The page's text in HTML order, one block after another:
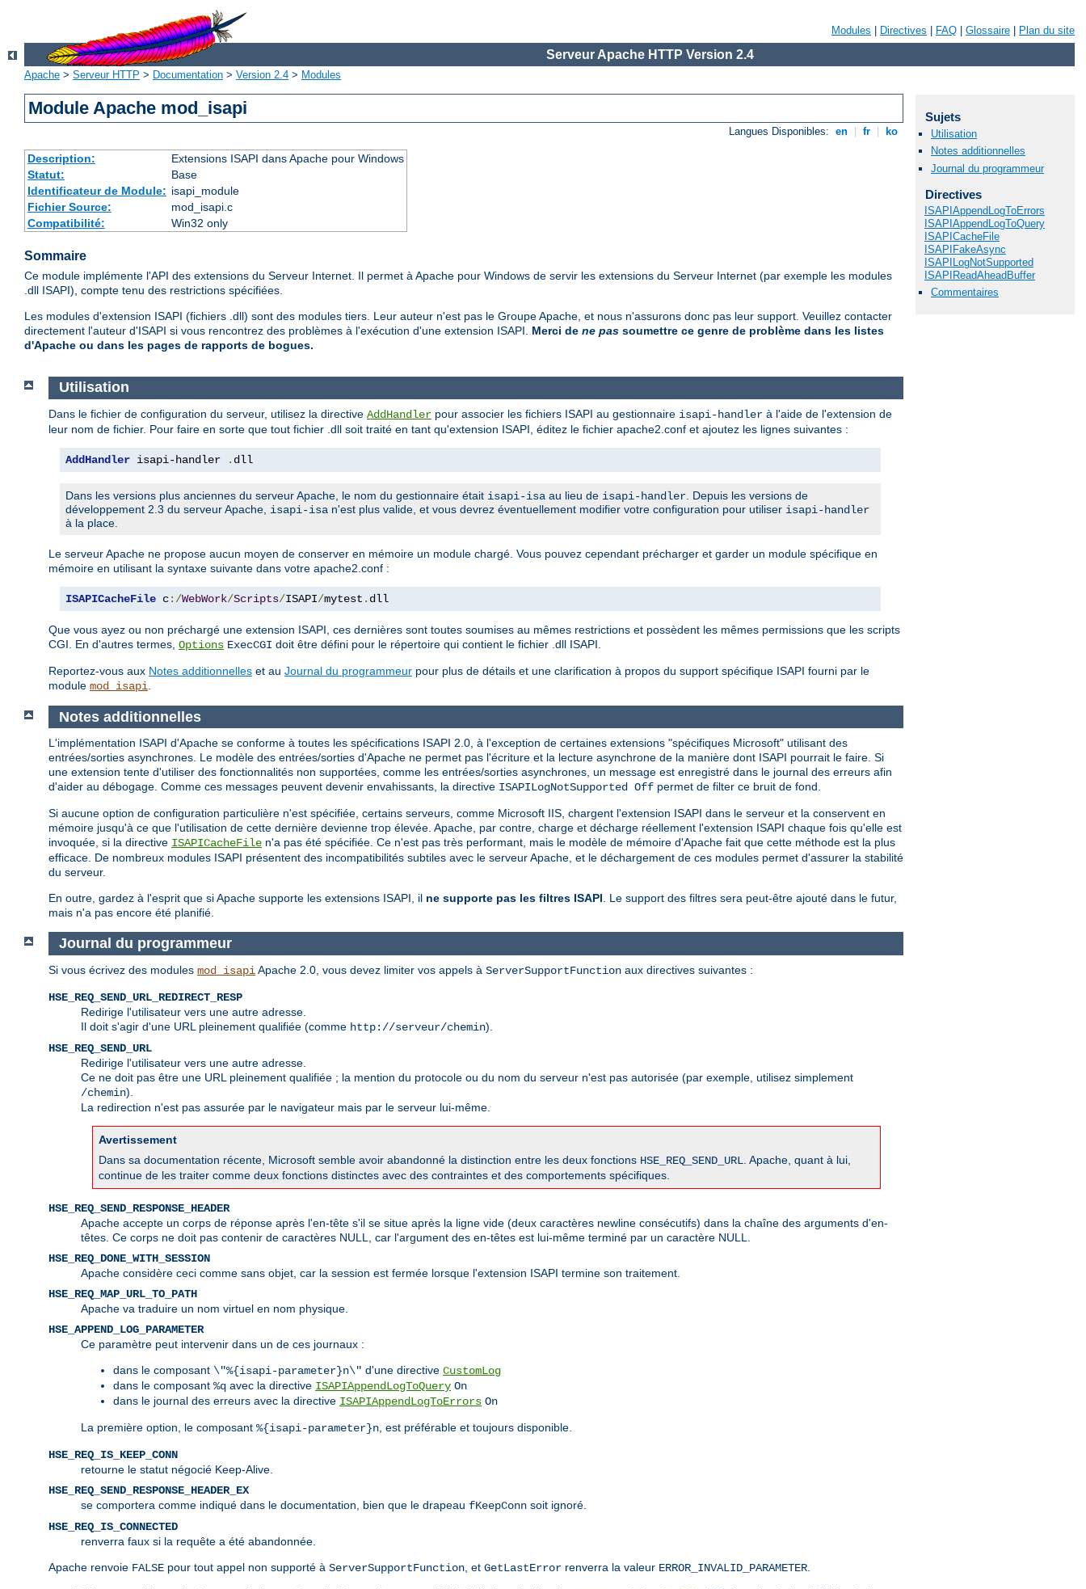
Modules Directives FAQ Glossaire Plan du site
Serveur Apache HTTP Version 2.4
Apache > Serveur HTTP > Documentation > Version 2.4 > Modules
Module Apache mod_isapi
Langues Disponibles: en fr ko
Description:
Extensions ISAPI dans Apache pour Windows
Statut:
Base
Identificateur de Module: isapi_module
Fichier Source:
mod_isapi.c
Compatibilité:
Win32 only
Sommaire
Ce module implémente l'API des extensions du Serveur Internet. Il permet à Apache pour Windows de servir les extensions du Serveur Internet (par exemple les modules
.dll ISAPI), compte tenu des restrictions spécifiées.
Les modules d'extension ISAPI (fichiers .dll) sont des modules tiers. Leur auteur n'est pas le Groupe Apache, et nous n'assurons donc pas leur support. Veuillez contacter
directement l'auteur d'ISAPI si vous rencontrez des problèmes à l'exécution d'une extension ISAPI. Merci de ne pas soumettre ce genre de problème dans les listes
d'Apache ou dans les pages de rapports de bogues.
Sujets
Utilisation
Notes additionnelles
Journal du programmeur
Directives
ISAPIAppendLogToErrors
ISAPIAppendLogToQuery
ISAPICacheFile
ISAPIFakeAsync
ISAPILogNotSupported
ISAPIReadAheadBuffer
Commentaires
Utilisation
Dans le fichier de configuration du serveur, utilisez la directive AddHandler pour associer les fichiers ISAPI au gestionnaire isapi-handler à l'aide de l'extension de
leur nom de fichier. Pour faire en sorte que tout fichier .dll soit traité en tant qu'extension ISAPI, éditez le fichier apache2.conf et ajoutez les lignes suivantes :
AddHandler isapi-handler . dll
Dans les versions plus anciennes du serveur Apache, le nom du gestionnaire était isapi-isa au lieu de isapi-handler . Depuis les versions de
développement 2.3 du serveur Apache, isapi-isa n'est plus valide, et vous devrez éventuellement modifier votre configuration pour utiliser isapi-handler
à la place.
Le serveur Apache ne propose aucun moyen de conserver en mémoire un module chargé. Vous pouvez cependant précharger et garder un module spécifique en
mémoire en utilisant la syntaxe suivante dans votre apache2.conf :
ISAPICacheFile c:/WebWork/Scripts/ISAPI/mytest . dll
Que vous ayez ou non préchargé une extension ISAPI, ces dernières sont toutes soumises au mêmes restrictions et possèdent les mêmes permissions que les scripts
CGI. En d'autres termes, Options ExecCGI doit être défini pour le répertoire qui contient le fichier .dll ISAPI.
Reportez-vous aux Notes additionnelles et au Journal du programmeur pour plus de détails et une clarification à propos du support spécifique ISAPI fourni par le
module mod_isapi
Notes additionnelles
L'implémentation ISAPI d'Apache se conforme à toutes les spécifications ISAPI 2.0, à l'exception de certaines extensions "spécifiques Microsoft" utilisant des
entrées/sorties asynchrones. Le modèle des entrées/sorties d'Apache ne permet pas l'écriture et la lecture asynchrone de la manière dont ISAPI pourrait le faire. Si
une extension tente d'utiliser des fonctionnalités non supportées, comme les entrées/sorties asynchrones, un message est enregistré dans le journal des erreurs afin
d'aider au débogage. Comme ces messages peuvent devenir envahissants, la directive ISAPILogNotSupported Off permet de filter ce bruit de fond.
Si aucune option de configuration particulière n'est spécifiée, certains serveurs, comme Microsoft IIS, chargent l'extension ISAPI dans le serveur et la conservent en
mémoire jusqu'à ce que l'utilisation de cette dernière devienne trop élevée. Apache, par contre, charge et décharge réellement l'extension ISAPI chaque fois qu'elle est
invoquée, si la directive ISAPICacheFile n'a pas été spécifiée. Ce n'est pas très performant, mais le modèle de mémoire d'Apache fait que cette méthode est la plus
efficace. De nombreux modules ISAPI présentent des incompatibilités subtiles avec le serveur Apache, et le déchargement de ces modules permet d'assurer la stabilité
du serveur.
En outre, gardez à l'esprit que si Apache supporte les extensions ISAPI, il ne supporte pas les filtres ISAPI. Le support des filtres sera peut-être ajouté dans le futur,
mais n'a pas encore été planifié.
Journal du programmeur
Si vous écrivez des modules mod_isapiApache 2.0, vous devez limiter vos appels à ServerSupportFunction aux directives suivantes :
HSE_REQ_SEND_URL_REDIRECT_RESP
Redirige l'utilisateur vers une autre adresse.
Il doit s'agir d'une URL pleinement qualifiée (comme http://serveur/chemin).
HSE_REQ_SEND_URL
Redirige l'utilisateur vers une autre adresse.
Ce ne doit pas être une URL pleinement qualifiée ; la mention du protocole ou du nom du serveur n'est pas autorisée (par exemple, utilisez simplement
/chemin).
La redirection n'est pas assurée par le navigateur mais par le serveur lui-même.
Avertissement
Dans sa documentation récente, Microsoft semble avoir abandonné la distinction entre les deux fonctions HSE_REQ_SEND_URL . Apache, quant à lui,
continue de les traiter comme deux fonctions distinctes avec des contraintes et des comportements spécifiques.
HSE_REQ_SEND_RESPONSE_HEADER
Apache accepte un corps de réponse après l'en-tête s'il se situe après la ligne vide (deux caractères newline consécutifs) dans la chaîne des arguments d'en-
têtes. Ce corps ne doit pas contenir de caractères NULL, car l'argument des en-têtes est lui-même terminé par un caractère NULL.
HSE_REQ_DONE_WITH_SESSION
Apache considère ceci comme sans objet, car la session est fermée lorsque l'extension ISAPI termine son traitement.
HSE_REQ_MAP_URL_TO_PATH
Apache va traduire un nom virtuel en nom physique.
HSE_APPEND_LOG_PARAMETER
Ce paramètre peut intervenir dans un de ces journaux :
dans le composant \"%{isapi-parameter}n\" d'une directive CustomLog
dans le composant %q avec la directive ISAPIAppendLogToQuery On
dans le journal des erreurs avec la directive ISAPIAppendLogToErrors On
La première option, le composant %{isapi-parameter}n , est préférable et toujours disponible.
HSE_REQ_IS_KEEP_CONN
retourne le statut négocié Keep-Alive.
HSE_REQ_SEND_RESPONSE_HEADER_EX
se comportera comme indiqué dans le documentation, bien que le drapeau fKeepConn soit ignoré.
HSE_REQ_IS_CONNECTED
renverra faux si la requête a été abandonnée.
Apache renvoie FALSE pour tout appel non supporté à ServerSupportFunction , et GetLastError renverra la valeur ERROR_INVALID_PARAMETER